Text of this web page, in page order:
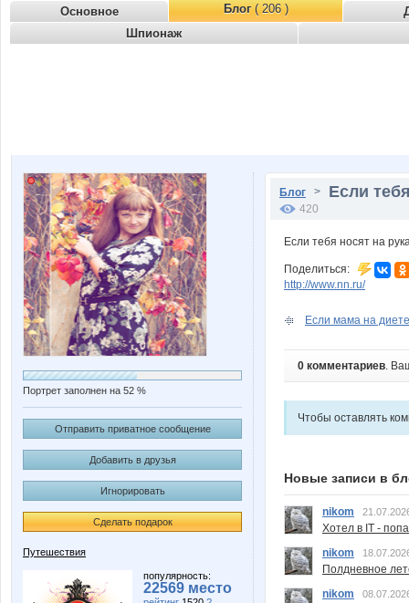
Основное Блог( 206 )
Шпионаж
Портрет заполнен на 52 %
Отправить приватное сообщение
Добавить в друзья
Игнорировать
Сделать подарок
Путешествия
популярность:
22569 место
Блог > Если
420
Если тебя носят на
Поделиться:
http://www.nn.ru/
Если мама на
0 комментариев.
Чтобы оставлять
Новые записи в
nikom
Хотел в IT -
nikom
Полдневное
nikom